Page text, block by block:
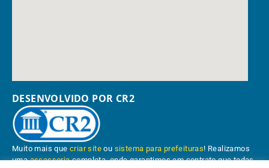
DESENVOLVIDO POR CR2
Muito mais quecriar site ou sistema para prefeituras! Realizamos
umaassessoriacompleta, onde garantimos em contrato que todas